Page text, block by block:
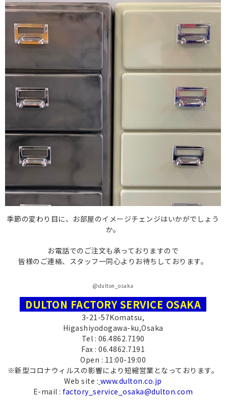
季節の変わり目に、お部屋のイメージチェンジはいかがでしょう
か。
お電話でのご注文も承っておりますので
皆様のご連絡、スタッフ一同心よりお待ちしております。
@dulton_osaka
DULTON FACTORY SERVICE OSAKA
3-21-57Komatsu,
Higashiyodogawa-ku,Osaka
Tel : 06.4862.7190
Fax : 06.4862.7191
Open : 11:00-19:00
※新型コロナウィルスの影響により短縮営業となっております。
Web site : www.dulton.co.jp
E-mail :factory_service_osaka@dulton.com